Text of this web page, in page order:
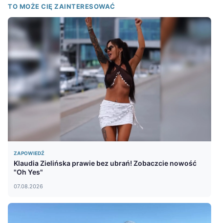
TO MOŻE CIĘ ZAINTERESOWAĆ
ZAPOWIEDŹ
Klaudia Zielińska prawie bez ubrań! Zobaczcie nowość
"Oh Yes"
07.08.2026